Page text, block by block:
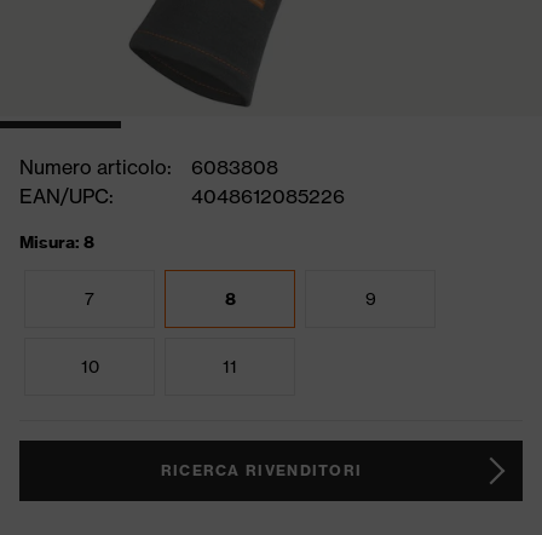
Numero articolo:
6083808
EAN/UPC:
4048612085226
Misura: 8
7 8 9
10 11
RICERCA RIVENDITORI